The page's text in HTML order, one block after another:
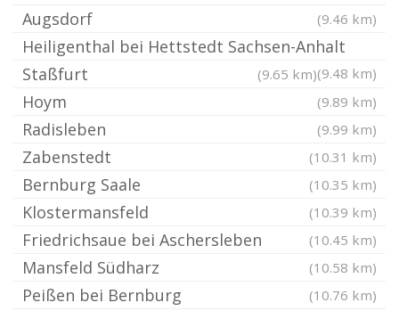
Augsdorf (9.46 km)
Heiligenthal bei Hettstedt Sachsen-Anhalt
(9.48 km)
Staßfurt (9.65 km)
Hoym (9.89 km)
Radisleben (9.99 km)
Zabenstedt (10.31 km)
Bernburg Saale (10.35 km)
Klostermansfeld (10.39 km)
Friedrichsaue bei Aschersleben (10.45 km)
Mansfeld Südharz (10.58 km)
Peißen bei Bernburg (10.76 km)